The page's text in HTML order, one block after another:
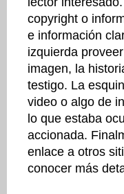
copyright o
e información
izquierda
imagen, la
testigo. La
video o algo de
lo que estaba
accionada.
enlace a otros
conocer más